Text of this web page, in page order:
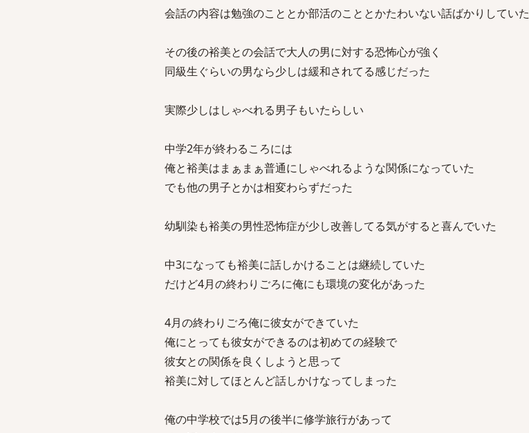
会話の内容は勉強のこととか部活のこととかたわいない話ばかりしていた
その後の裕美との会話で大人の男に対する恐怖心が強く
同級生ぐらいの男なら少しは緩和されてる感じだった
実際少しはしゃべれる男子もいたらしい
中学2年が終わるころには
俺と裕美はまぁまぁ普通にしゃべれるような関係になっていた
でも他の男子とかは相変わらずだった
幼馴染も裕美の男性恐怖症が少し改善してる気がすると喜んでいた
中3になっても裕美に話しかけることは継続していた
だけど4月の終わりごろに俺にも環境の変化があった
4月の終わりごろ俺に彼女ができていた
俺にとっても彼女ができるのは初めての経験で
彼女との関係を良くしようと思って
裕美に対してほとんど話しかけなってしまった
俺の中学校では5月の後半に修学旅行があって